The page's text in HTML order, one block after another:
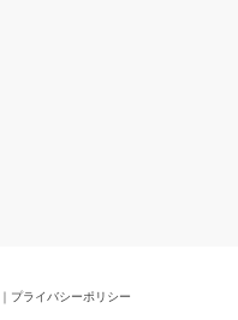
プライバシーポリシー